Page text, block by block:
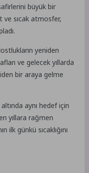
büyük bir
ve sıcak atmosfer,
yeniden
ve gelecek yıllarda
bir araya gelme
aynı hedef için
yıllara rağmen
ilk günkü sıcaklığını